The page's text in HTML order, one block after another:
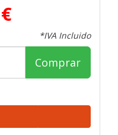
*IVA Incluido
Comprar